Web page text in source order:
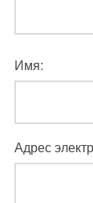
Имя:
Адрес